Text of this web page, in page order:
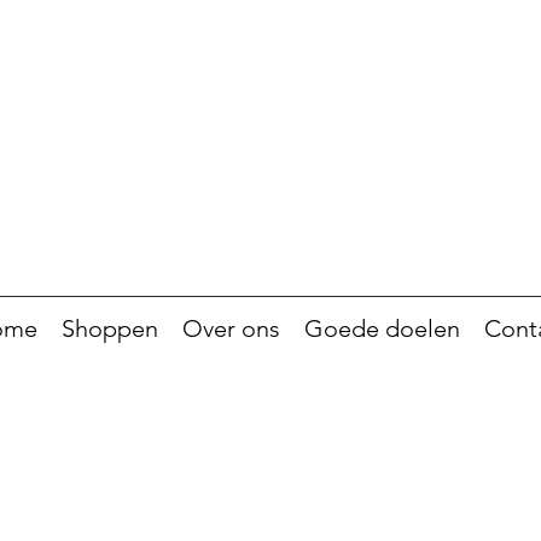
Shoppen Over ons Goede doelen